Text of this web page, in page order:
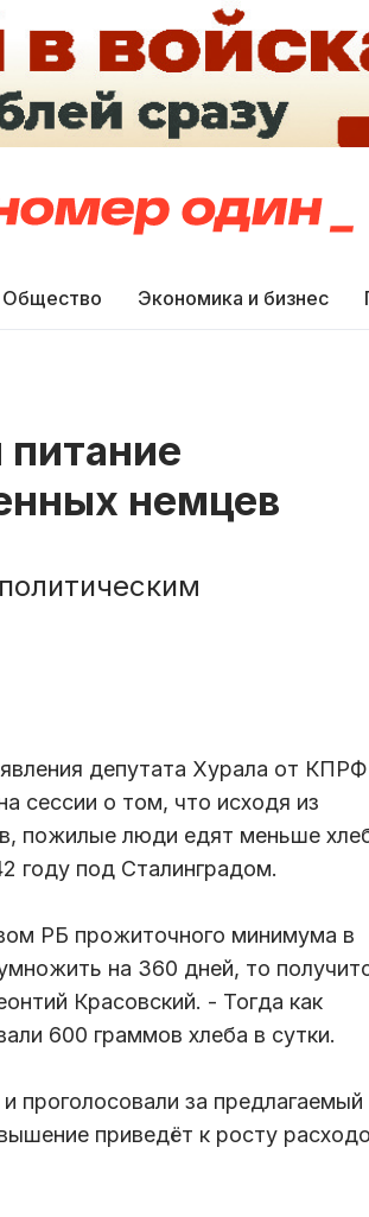
Общество Экономика и бизнес
питание
немцев
депутата Хурала от КПРФ
сессии о том, что исходя из
пожилые люди едят меньше
году под Сталинградом.
РБ прожиточного минимума в
на 360 дней, то
Красовский. - Тогда как
600 граммов хлеба в сутки.
проголосовали за предлагаемый
приведёт к росту